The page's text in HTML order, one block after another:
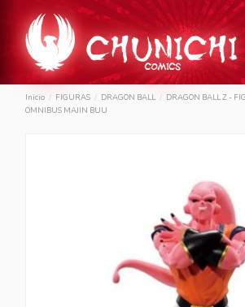
Inicio FIGURAS DRAGON BALL
DRAGON BALL Z -
OMNIBUS MAJIN BUU